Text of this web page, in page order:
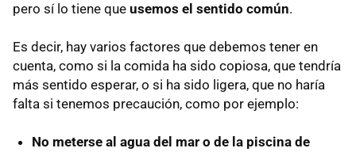
pero sí lo tiene que usemos el sentido común.
Es decir, hay varios factores que debemos tener en
cuenta, como si la comida ha sido copiosa, que tendría
más sentido esperar, o si ha sido ligera, que no haría
falta si tenemos precaución, como por ejemplo:
No meterse al agua del mar o de la piscina de